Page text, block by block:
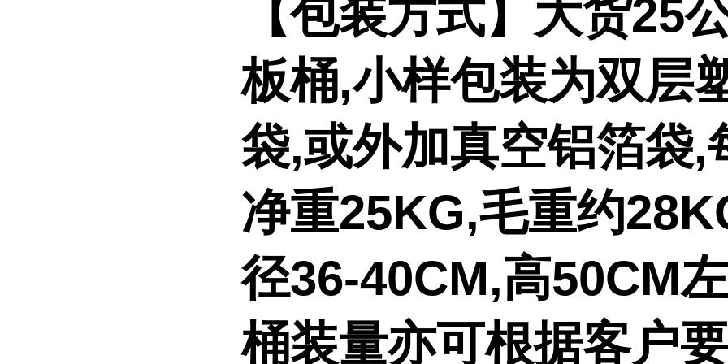
【包装方式】大货25
板桶,小样包装为双层
袋,或外加真空铝箔袋,
净重25KG,毛重约
径36-40CM,高50CM
桶装量亦可根据客户